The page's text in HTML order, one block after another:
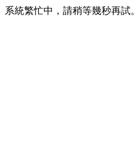
系統繁忙中，請稍等幾秒再試。